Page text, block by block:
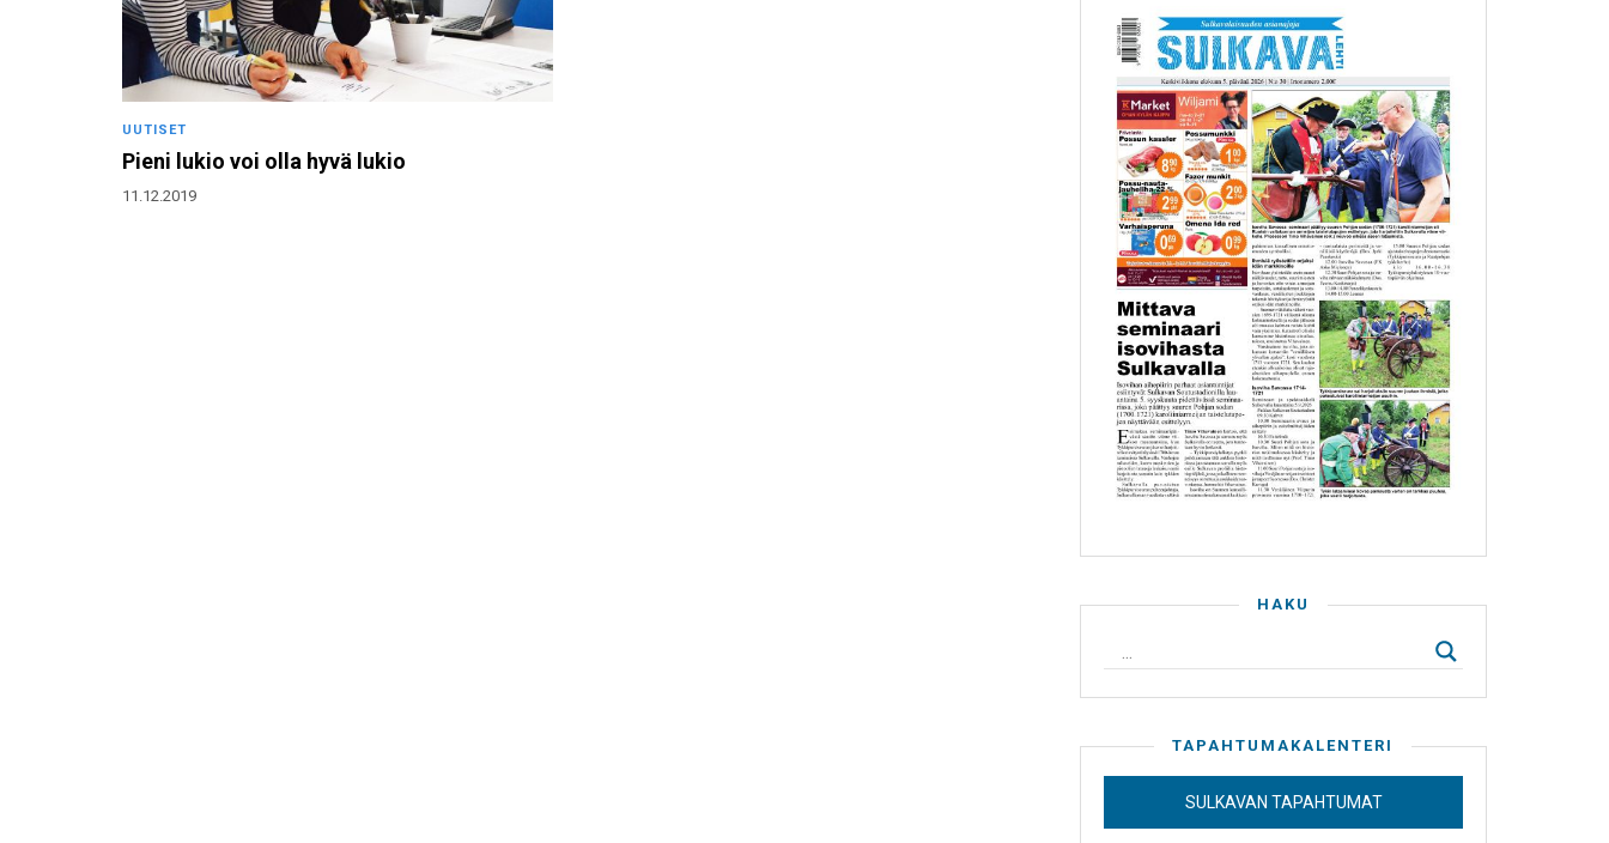
UUTISET
Pieni lukio voi olla hyvä lukio
11.12.2019
HAKU
TAPAHTUMAKALENTERI
SULKAVAN TAPAHTUMAT